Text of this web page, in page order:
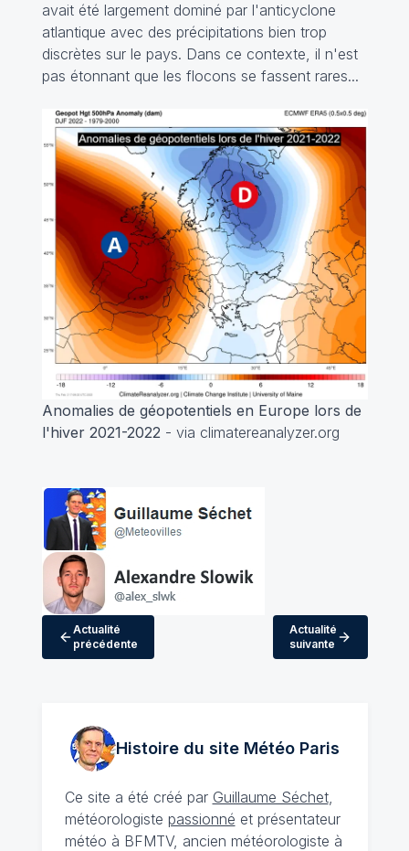
avait été largement dominé par l'anticyclone
atlantique avec des précipitations bien trop
discrètes sur le pays. Dans ce contexte, il n'est
pas étonnant que les flocons se fassent rares...
Anomalies de géopotentiels en Europe lors de
l'hiver 2021-2022 - via climatereanalyzer.org
Actualité
précédente
Actualité
suivante
Histoire du site MétéoParis
Ce site a été créé par Guillaume Séchet,
météorologiste passionné et présentateur
météo à BFMTV, ancien météorologiste à